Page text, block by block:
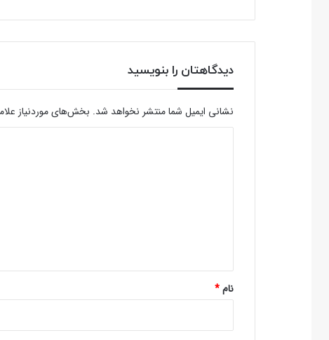
دیدگاهتان را بنویسید
نشانی ایمیل شما منتشر نخواهد شد. بخش‌های موردنیاز
نام*